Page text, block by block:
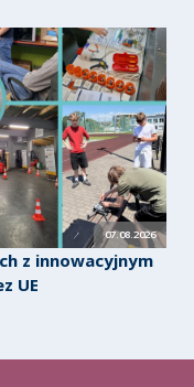
07.08.2026
z innowacyjnym
UE